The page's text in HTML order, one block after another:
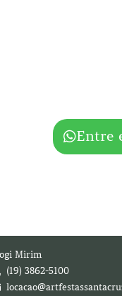
Entre
Mirim
(19) 3862-5100